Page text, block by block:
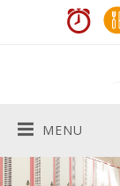
MENU
Le Collège